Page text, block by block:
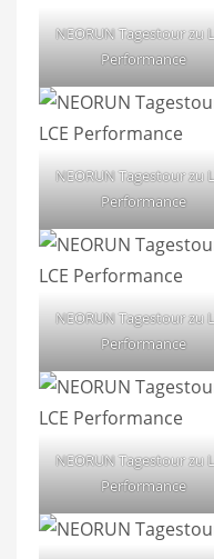
NEORUN Tagestour zu
Performance
NEORUN Tagestour zu
Performance
NEORUN Tagestour zu
Performance
NEORUN Tagestour zu
Performance